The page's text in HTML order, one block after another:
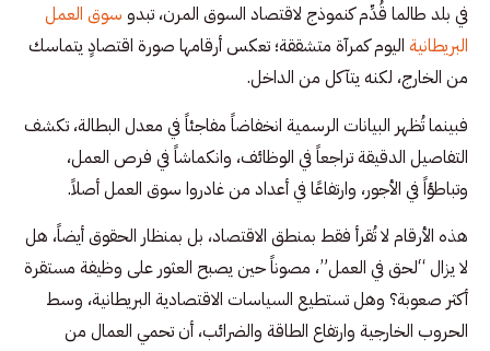
في بلد طالما قُدِّم كنموذج لاقتصاد السوق المرن، تبدو سوق العمل
البريطانية اليوم كمرآة متشققة؛ تعكس أرقامها صورة اقتصادٍ يتماسك
من الخارج، لكنه يتآكل من الداخل.
فبينما تُظهر البيانات الرسمية انخفاضاً مفاجئاً في معدل البطالة، تكشف
التفاصيل الدقيقة تراجعاً في الوظائف، وانكماشاً في فرص العمل،
وتباطؤاً في الأجور، وارتفاعًا في أعداد من غادروا سوق العمل أصلاً.
هذه الأرقام لا تُقرأ فقط بمنطق الاقتصاد، بل بمنظار الحقوق أيضاً، هل
لا يزال “لحق في العمل”، مصوناً حين يصبح العثور على وظيفة مستقرة
أكثر صعوبة؟ وهل تستطيع السياسات الاقتصادية البريطانية، وسط
الحروب الخارجية وارتفاع الطاقة والضرائب، أن تحمي العمال من